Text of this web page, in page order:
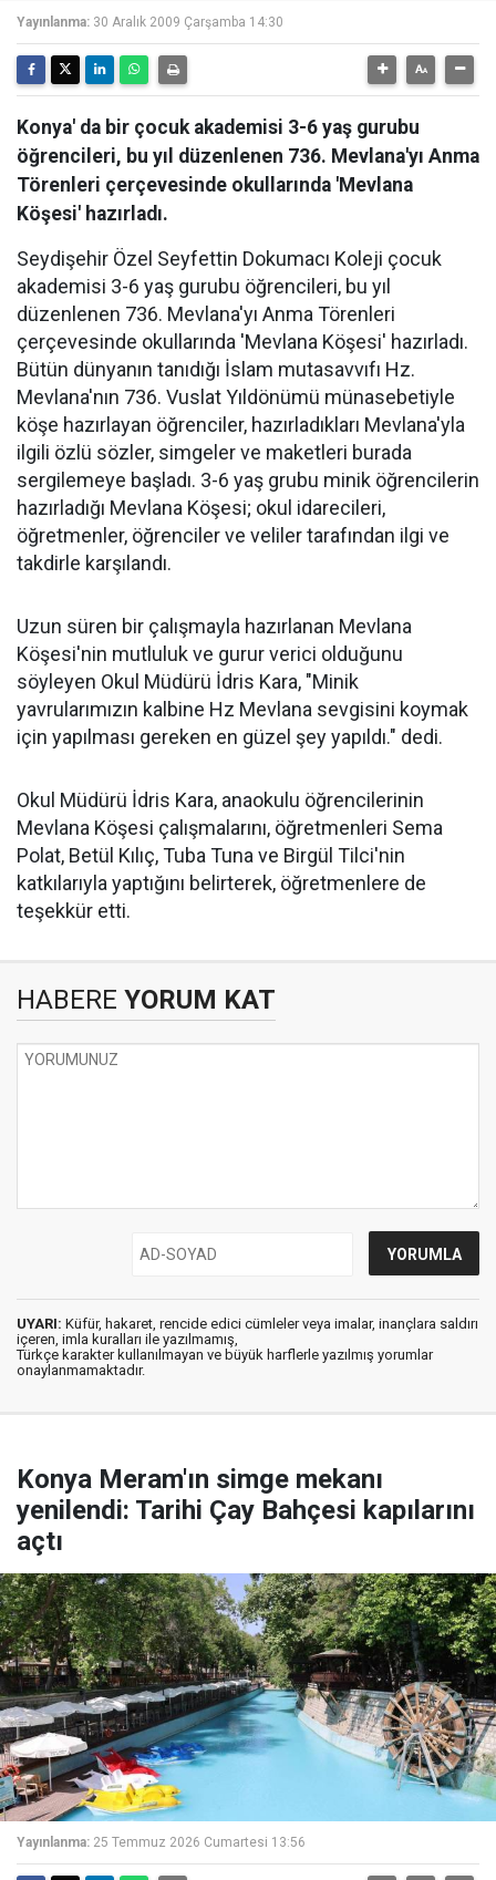
Yayınlanma: 30 Aralık 2009 Çarşamba 14:30
Konya' da bir çocuk akademisi 3-6 yaş gurubu
öğrencileri, bu yıl düzenlenen 736. Mevlana'yı Anma
Törenleri çerçevesinde okullarında 'Mevlana
Köşesi' hazırladı.
Seydişehir Özel Seyfettin Dokumacı Koleji çocuk
akademisi 3-6 yaş gurubu öğrencileri, bu yıl
düzenlenen 736. Mevlana'yı Anma Törenleri
çerçevesinde okullarında 'Mevlana Köşesi' hazırladı.
Bütün dünyanın tanıdığı İslam mutasavvıfı Hz.
Mevlana'nın 736. Vuslat Yıldönümü münasebetiyle
köşe hazırlayan öğrenciler, hazırladıkları Mevlana'yla
ilgili özlü sözler, simgeler ve maketleri burada
sergilemeye başladı. 3-6 yaş grubu minik öğrencilerin
hazırladığı Mevlana Köşesi; okul idarecileri,
öğretmenler, öğrenciler ve veliler tarafından ilgi ve
takdirle karşılandı.
Uzun süren bir çalışmayla hazırlanan Mevlana
Köşesi'nin mutluluk ve gurur verici olduğunu
söyleyen Okul Müdürü İdris Kara, "Minik
yavrularımızın kalbine Hz Mevlana sevgisini koymak
için yapılması gereken en güzel şey yapıldı." dedi.
Okul Müdürü İdris Kara, anaokulu öğrencilerinin
Mevlana Köşesi çalışmalarını, öğretmenleri Sema
Polat, Betül Kılıç, Tuba Tuna ve Birgül Tilci'nin
katkılarıyla yaptığını belirterek, öğretmenlere de
teşekkür etti.
HABERE YORUM KAT
UYARI: Küfür, hakaret, rencide edici cümleler veya imalar, inançlara saldırı
içeren, imla kuralları ile yazılmamış,
Türkçe karakter kullanılmayan ve büyük harflerle yazılmış yorumlar
onaylanmamaktadır.
Konya Meram'ın simge mekanı
yenilendi: Tarihi Çay Bahçesi kapılarını
açtı
Yayınlanma: 25 Temmuz 2026 Cumartesi 13:56